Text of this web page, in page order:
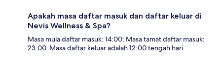
Apakah masa daftar masuk dan daftar keluar di
Nevis Wellness & Spa?
Masa mula daftar masuk: 14:00; Masa tamat daftar masuk:
23:00. Masa daftar keluar adalah 12:00 tengah hari.